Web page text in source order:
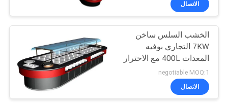
طعام يعالج تجهيز
76
الاتصال
الخشب السلس ساخن
7KW التجاري بوفيه
المعدات 400L مع الاحترار
الخفيفة للمطبخ
negotiable MOQ:1
الاتصال